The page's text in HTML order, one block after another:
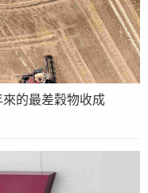
的最差穀物收成